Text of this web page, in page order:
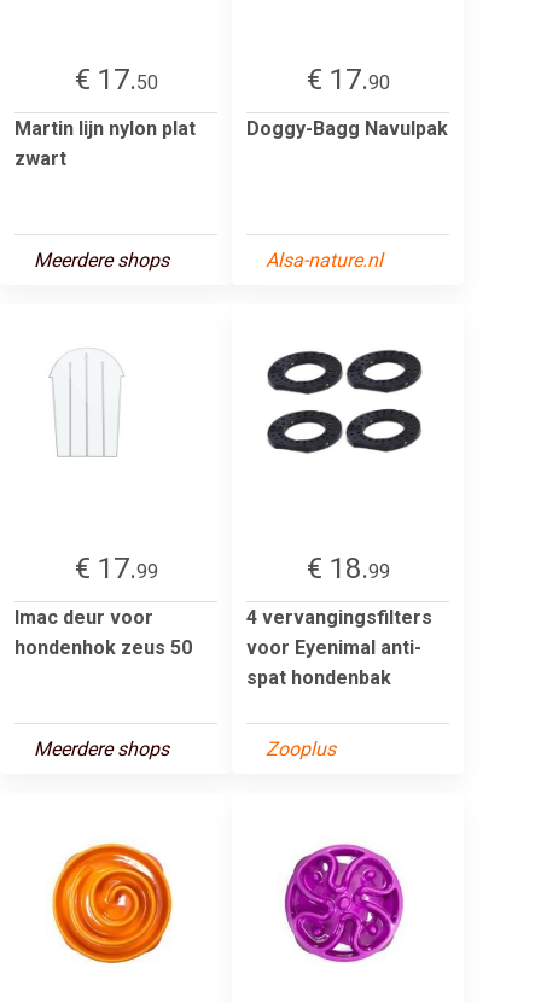
€ 17.50
Martin lijn nylon plat
zwart
Meerdere shops
€ 17.90
Doggy-Bagg Navulpak
Alsa-nature.nl
€ 17.99
Imac deur voor
hondenhok zeus 50
Meerdere shops
€ 18.99
4 vervangingsfilters
voor Eyenimal anti-
spat hondenbak
Zooplus